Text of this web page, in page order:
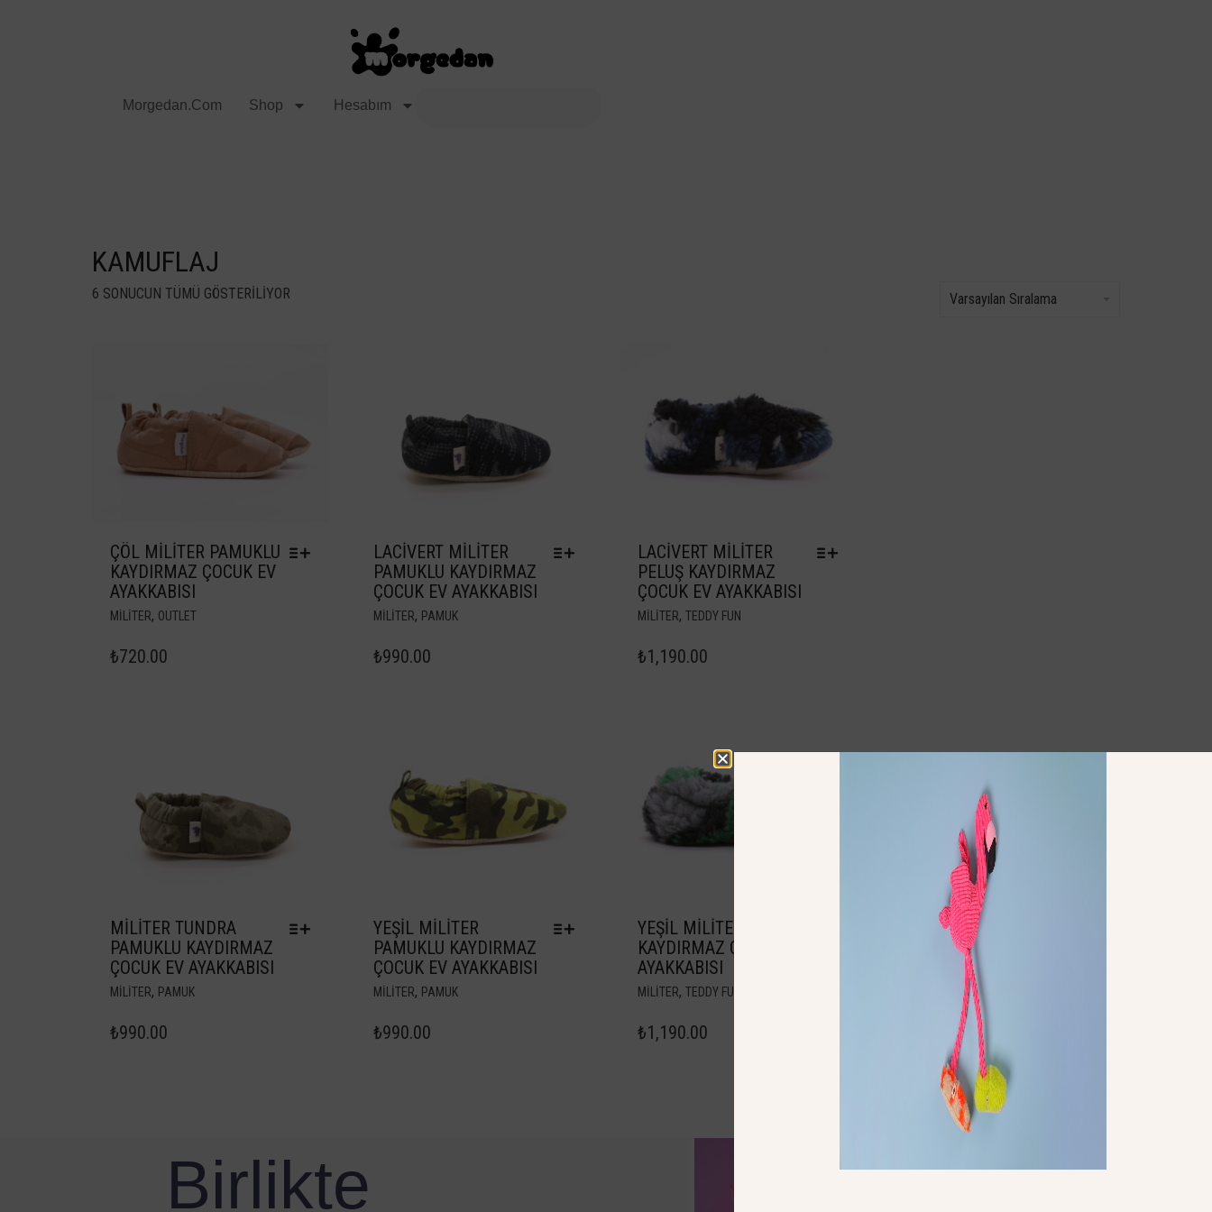
Morgedan.com Shop Hesabım
KAMUFLAJ
6 SONUCUN TÜMÜ GÖSTERILIYOR Varsayılan Sıralama
ÇÖL MILITER PAMUKLU
KAYDIRMAZ ÇOCUK EV
AYAKKABISI
MILITER, OUTLET
₺720.00
LACIVERT MILITER
PAMUKLU KAYDIRMAZ
ÇOCUK EV AYAKKABISI
MILITER, PAMUK
₺990.00
LACIVERT MILITER
PELUŞ KAYDIRMAZ
ÇOCUK EV AYAKKABISI
MILITER, TEDDY FUN
₺1,190.00
MILITER TUNDRA
PAMUKLU KAYDIRMAZ
ÇOCUK EV AYAKKABISI
MILITER, PAMUK
₺990.00
YEŞIL MILITER
PAMUKLU KAYDIRMAZ
ÇOCUK EV AYAKKABISI
MILITER, PAMUK
₺990.00
YEŞIL MILITER PELUŞ
KAYDIRMAZ ÇOCUK EV
AYAKKABISI
MILITER, TEDDY FUN
₺1,190.00
Birlikte